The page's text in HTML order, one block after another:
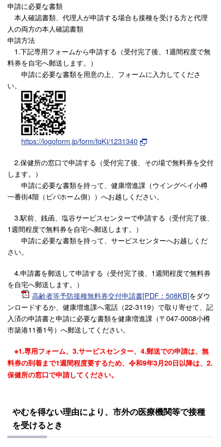
申請に必要な書類
本人確認書類、代理人が申請する場合も接種を受ける方と代理
人の両方の本人確認書類
申請方法
1.下記専用フォームから申請する（受付完了後、1週間程度で無
料券を自宅へ郵送します。）
申請に必要な書類を用意の上、フォームに入力してくださ
い。
https://logoform.jp/form/fqKj/1231340
2.保健所の窓口で申請する（受付完了後、その場で無料券を交付
します。）
申請に必要な書類を持って、健康増進課（ウイングベイ小樽
一番街4階（ビバホーム側））へお越しください。
3.駅前、銭函、塩谷サービスセンターで申請する（受付完了後、
1週間程度で無料券を自宅へ郵送します。）
申請に必要な書類を持って、サービスセンターへお越しくだ
さい。
4.申請書を郵送して申請する（受付完了後、1週間程度で無料券
を自宅へ郵送します。）
高齢者等予防接種無料券交付申請書[PDF：508KB]をダウ
ンロードするか、健康増進課へ電話（22-3119）で取り寄せて、記
入済の申請書と申請に必要な書類を健康増進課（〒047-0008小樽
市築港11番1号）へ郵送してください。
※1.専用フォーム、3.サービスセンター、4.郵送での申請は、無
料券の到着まで1週間程度要するため、令和9年3月20日以降は、2.
保健所の窓口で申請してください。
やむを得ない理由により、市外の医療機関等で接種
を受けるとき